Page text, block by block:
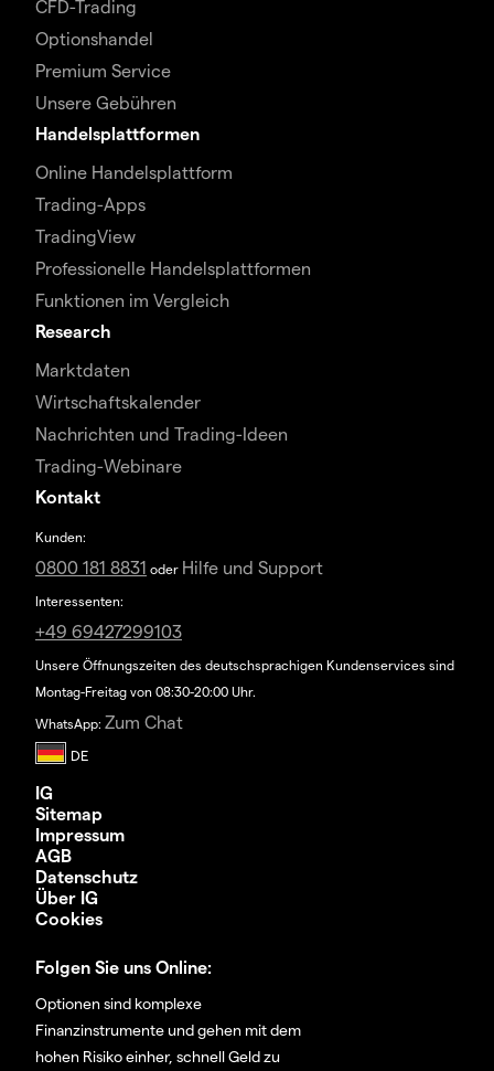
CFD-Trading
Optionshandel
Premium Service
Unsere Gebühren
Handelsplattformen
Online Handelsplattform
Trading-Apps
TradingView
Professionelle Handelsplattformen
Funktionen im Vergleich
Research
Marktdaten
Wirtschaftskalender
Nachrichten und Trading-Ideen
Trading-Webinare
Kontakt
Kunden:
0800 181 8831 oder Hilfe und Support
Interessenten:
+49 69427299103
Unsere Öffnungszeiten des deutschsprachigen Kundenservices sind
Montag-Freitag von 08:30-20:00 Uhr.
WhatsApp: Zum Chat
IG
Sitemap
Impressum
AGB
Datenschutz
Über IG
Cookies
Folgen Sie uns Online:
Optionen sind komplexe
Finanzinstrumente und gehen mit dem
hohen Risiko einher, schnell Geld zu